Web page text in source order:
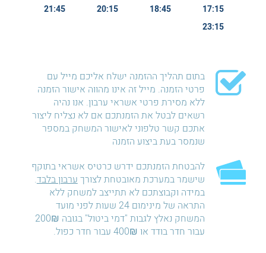
17:15
18:45
20:15
21:45
23:15
בתום תהליך ההזמנה ישלח אליכם מייל עם
פרטי הזמנה. מייל זה אינו מהווה אישור הזמנה
ללא מסירת פרטי אשראי ערבון. אנו נהיה
רשאים לבטל את הזמנתכם אם לא נצליח ליצור
אתכם קשר טלפוני לאישור המשחק במספר
שנמסר בעת ביצוע הזמנה
להבטחת הזמנתכם ידרש כרטיס אשראי בתוקף
שישמר במערכת מאובטחת לצורךערבון בלבד.
במידה וקבוצתכם לא תתייצב למשחק ללא
התראה של מינימום 24 שעות לפני מועד
המשחק נאלץ לגבות "דמי ביטול" בגובה 200₪
עבור חדר בודד או 400₪ עבור חדר כפול.